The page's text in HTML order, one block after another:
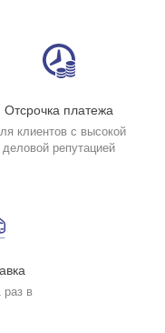
Отсрочка платежа
клиентов с высокой
деловой репутацией
раз в